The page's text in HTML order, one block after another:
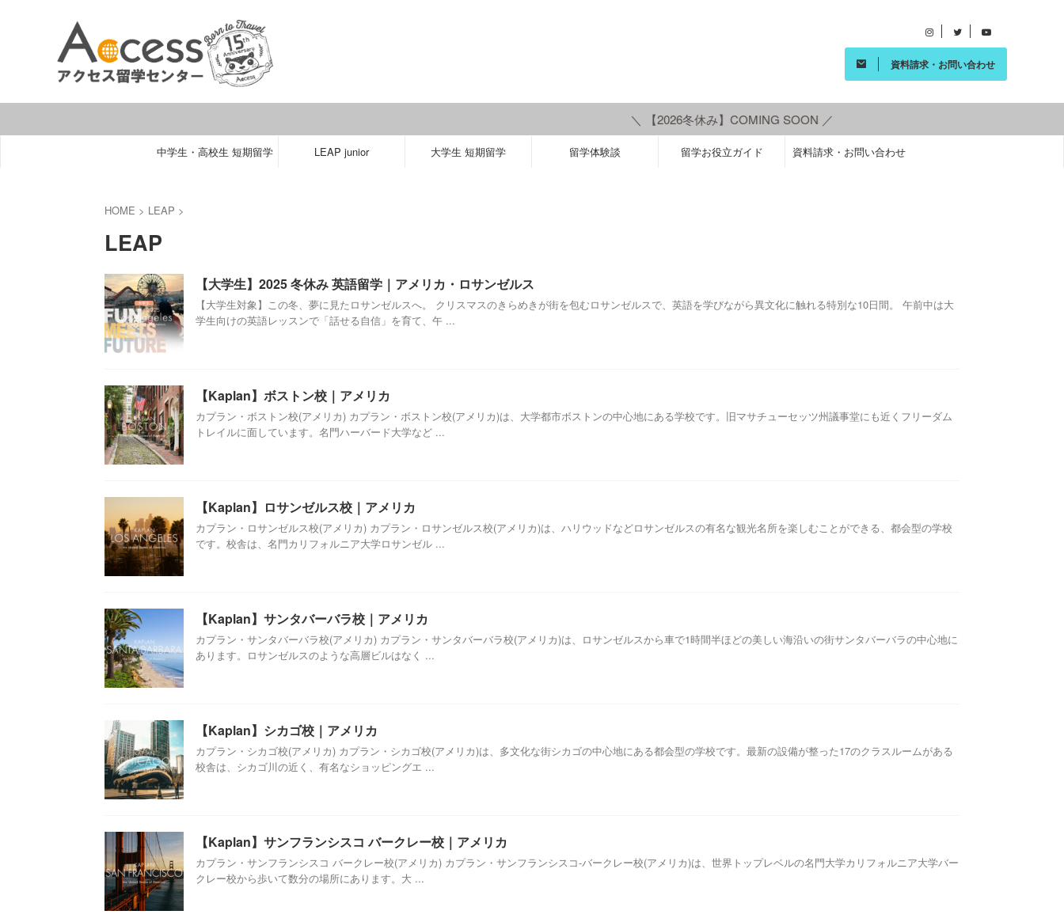
資料請求・お問い合わせ
＼ 【2026冬休み】COMING SOON ／
中学生・高校生 短期留学 LEAP junior 大学生 短期留学 留学体験談 留学お役立ガイド 資料請求・お問い合わせ
HOME > LEAP >
LEAP
【大学生】2025 冬休み 英語留学｜アメリカ・ロサンゼルス
【大学生対象】この冬、夢に見たロサンゼルスへ。 クリスマスのきらめきが街を包むロサンゼルスで、英語を学びながら異文化に触れる特別な10日間。 午前中は大
学生向けの英語レッスンで「話せる自信」を育て、午 ...
【Kaplan】ボストン校｜アメリカ
カプラン・ボストン校(アメリカ) カプラン・ボストン校(アメリカ)は、大学都市ボストンの中心地にある学校です。旧マサチューセッツ州議事堂にも近くフリーダム
トレイルに面しています。名門ハーバード大学など ...
【Kaplan】ロサンゼルス校｜アメリカ
カプラン・ロサンゼルス校(アメリカ) カプラン・ロサンゼルス校(アメリカ)は、ハリウッドなどロサンゼルスの有名な観光名所を楽しむことができる、都会型の学校
です。校舎は、名門カリフォルニア大学ロサンゼル ...
【Kaplan】サンタバーバラ校｜アメリカ
カプラン・サンタバーバラ校(アメリカ) カプラン・サンタバーバラ校(アメリカ)は、ロサンゼルスから車で1時間半ほどの美しい海沿いの街サンタバーバラの中心地に
あります。ロサンゼルスのような高層ビルはなく ...
【Kaplan】シカゴ校｜アメリカ
カプラン・シカゴ校(アメリカ) カプラン・シカゴ校(アメリカ)は、多文化な街シカゴの中心地にある都会型の学校です。最新の設備が整った17のクラスルームがある
校舎は、シカゴ川の近く、有名なショッピングエ ...
【Kaplan】サンフランシスコ バークレー校｜アメリカ
カプラン・サンフランシスコ バークレー校(アメリカ) カプラン・サンフランシスコ-バークレー校(アメリカ)は、世界トップレベルの名門大学カリフォルニア大学バー
クレー校から歩いて数分の場所にあります。大 ...